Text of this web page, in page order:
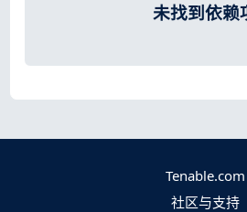
未找到依赖
Tenable.com
社区与支持